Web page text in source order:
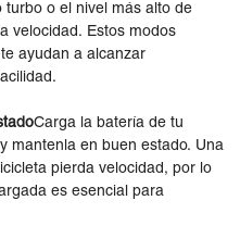
turbo o el nivel más alto de
velocidad. Estos modos
ayudan a alcanzar
Carga la batería de tu
mantenla en buen estado. Una
pierda velocidad, por lo
es esencial para